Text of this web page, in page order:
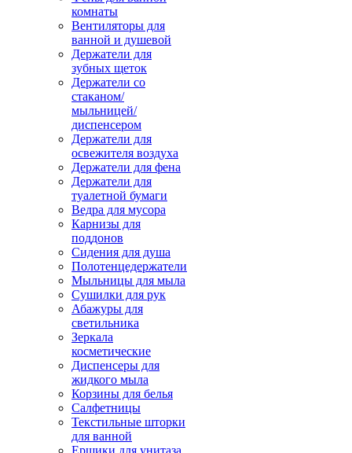
комнаты
Вентиляторы для
ванной и душевой
Держатели для
зубных щеток
Держатели со
стаканом/
мыльницей/
диспенсером
Держатели для
освежителя воздуха
Держатели для фена
Держатели для
туалетной бумаги
Ведра для мусора
Карнизы для
поддонов
Сидения для душа
Полотенцедержатели
Мыльницы для мыла
Сушилки для рук
Абажуры для
светильника
Зеркала
косметические
Диспенсеры для
жидкого мыла
Корзины для белья
Салфетницы
Текстильные шторки
для ванной
Ершики для унитаза